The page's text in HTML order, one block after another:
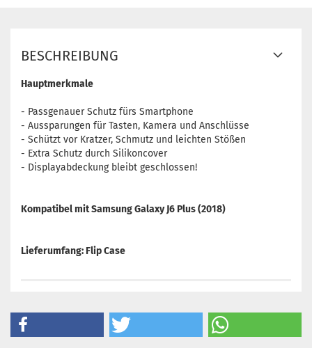
BESCHREIBUNG
Hauptmerkmale
- Passgenauer Schutz fürs Smartphone
- Aussparungen für Tasten, Kamera und Anschlüsse
- Schützt vor Kratzer, Schmutz und leichten Stößen
- Extra Schutz durch Silikoncover
- Displayabdeckung bleibt geschlossen!
Kompatibel mit Samsung Galaxy J6 Plus (2018)
Lieferumfang: Flip Case